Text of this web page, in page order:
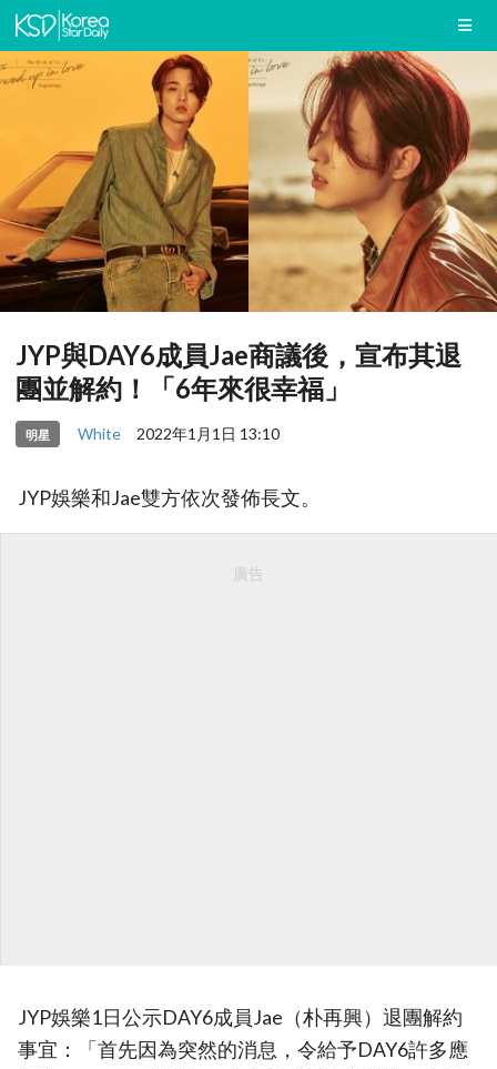
JYP與DAY6成員Jae商議後，宣布其退
團並解約！「6年來很幸福」
明星 White 2022年1月1日 13:10
JYP娛樂和Jae雙方依次發佈長文。
廣告
JYP娛樂1日公示DAY6成員Jae（朴再興）退團解約
事宜：「首先因為突然的消息，令給予DAY6許多應